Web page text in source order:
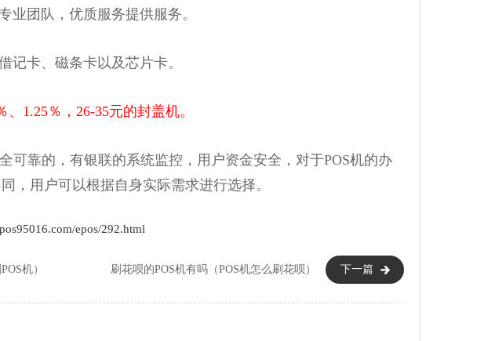
团队，优质服务提供服务。
卡、磁条卡以及芯片卡。
1.25％，26-35元的封盖机。
靠的，有银联的系统监控，用户资金安全，对于POS机的办
，用户可以根据自身实际需求进行选择。
epos/292.html
机） 下一篇
刷花呗的POS机有吗（POS机怎么刷花呗）